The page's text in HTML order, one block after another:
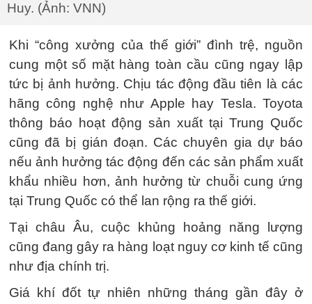
Huy. (Ảnh: VNN)
Khi “công xưởng của thế giới” đình trệ, nguồn
cung một số mặt hàng toàn cầu cũng ngay lập
tức bị ảnh hưởng. Chịu tác động đầu tiên là các
hãng công nghệ như Apple hay Tesla. Toyota
thông báo hoạt động sản xuất tại Trung Quốc
cũng đã bị gián đoạn. Các chuyên gia dự báo
nếu ảnh hưởng tác động đến các sản phẩm xuất
khẩu nhiều hơn, ảnh hưởng từ chuỗi cung ứng
tại Trung Quốc có thể lan rộng ra thế giới.
Tại châu Âu, cuộc khủng hoảng năng lượng
cũng đang gây ra hàng loạt nguy cơ kinh tế cũng
như địa chính trị.
Giá khí đốt tự nhiên những tháng gần đây ở